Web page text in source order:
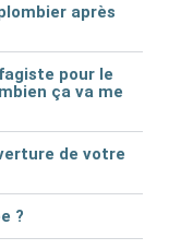
après
pour le
ça va me
de votre
?